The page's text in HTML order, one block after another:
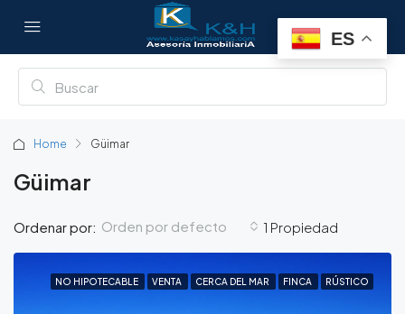
Home Güimar
Güimar
1 Propiedad
Ordenar por: Orden por defecto
NO HIPOTECABLE VENTA CERCA DEL MAR FINCA RÚSTICO
ES